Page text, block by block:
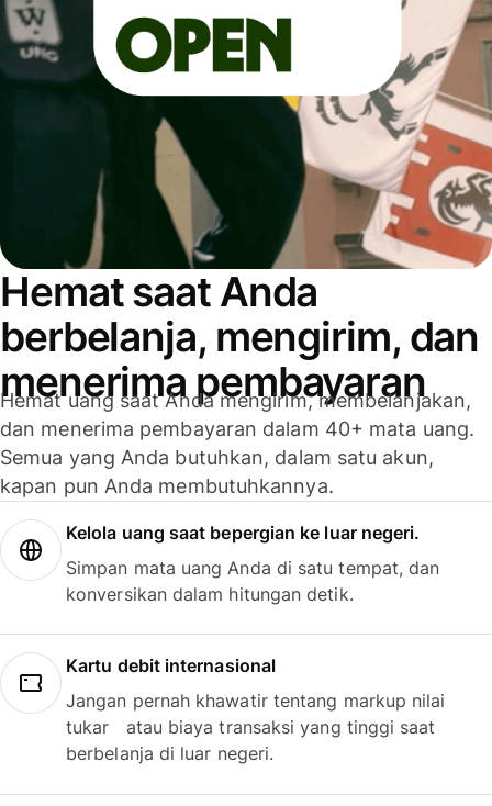
Hemat saat Anda
berbelanja, mengirim, dan
menerima pembayaran
Hemat uang saat Anda mengirim, membelanjakan,
dan menerima pembayaran dalam 40+ mata uang.
Semua yang Anda butuhkan, dalam satu akun,
kapan pun Anda membutuhkannya.
Kelola uang saat bepergian ke luar negeri.
Simpan mata uang Anda di satu tempat, dan
konversikan dalam hitungan detik.
Kartu debit internasional
Jangan pernah khawatir tentang markup nilai
tukar atau biaya transaksi yang tinggi saat
berbelanja di luar negeri.